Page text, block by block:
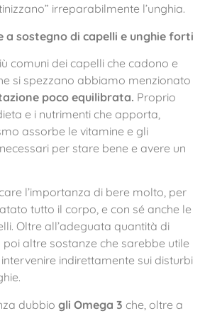
irreparabilmente l’unghia.
a sostegno di capelli e unghie forti
comuni dei capelli che cadono e
si spezzano abbiamo menzionato
poco equilibrata. Proprio
e i nutrimenti che apporta,
assorbe le vitamine e gli
per stare bene e avere un
l’importanza di bere molto, per
tutto il corpo, e con sé anche le
Oltre all’adeguata quantità di
poi altre sostanze che sarebbe utile
indirettamente sui disturbi
dubbio gli Omega 3 che, oltre a